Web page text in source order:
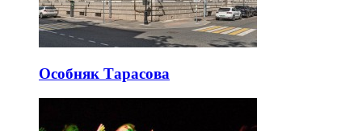
Особняк Тарасова